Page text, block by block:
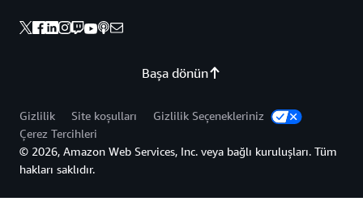
Başa dönün
Gizlilik Site koşulları
Gizlilik Seçenekleriniz
Çerez Tercihleri
© 2026, Amazon Web Services, Inc. veya bağlı kuruluşları. Tüm
hakları saklıdır.